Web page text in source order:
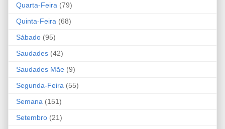
Quarta-Feira (79)
Quinta-Feira (68)
Sábado (95)
Saudades (42)
Saudades Mãe (9)
Segunda-Feira (55)
Semana (151)
Setembro (21)